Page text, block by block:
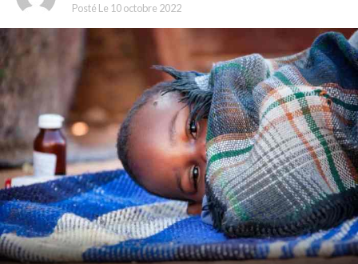
Posté Le 10 octobre 2022